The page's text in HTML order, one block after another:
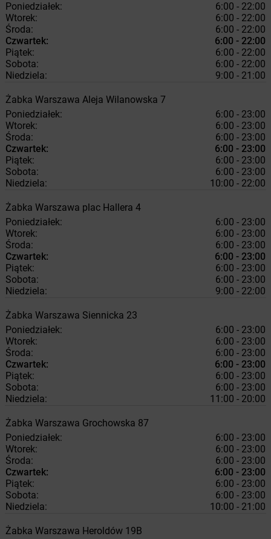
Poniedziałek:
6:00 - 22:00
Wtorek:
6:00 - 22:00
Środa:
6:00 - 22:00
Czwartek:
6:00 - 22:00
Piątek:
6:00 - 22:00
Sobota:
6:00 - 22:00
Niedziela:
9:00 - 21:00
Żabka Warszawa Aleja Wilanowska 7
Poniedziałek:
6:00 - 23:00
Wtorek:
6:00 - 23:00
Środa:
6:00 - 23:00
Czwartek:
6:00 - 23:00
Piątek:
6:00 - 23:00
Sobota:
6:00 - 23:00
Niedziela:
10:00 - 22:00
Żabka Warszawa plac Hallera 4
Poniedziałek:
6:00 - 23:00
Wtorek:
6:00 - 23:00
Środa:
6:00 - 23:00
Czwartek:
6:00 - 23:00
Piątek:
6:00 - 23:00
Sobota:
6:00 - 23:00
Niedziela:
9:00 - 22:00
Żabka Warszawa Siennicka 23
Poniedziałek:
6:00 - 23:00
Wtorek:
6:00 - 23:00
Środa:
6:00 - 23:00
Czwartek:
6:00 - 23:00
Piątek:
6:00 - 23:00
Sobota:
6:00 - 23:00
Niedziela:
11:00 - 20:00
Żabka Warszawa Grochowska 87
Poniedziałek:
6:00 - 23:00
Wtorek:
6:00 - 23:00
Środa:
6:00 - 23:00
Czwartek:
6:00 - 23:00
Piątek:
6:00 - 23:00
Sobota:
6:00 - 23:00
Niedziela:
10:00 - 21:00
Żabka Warszawa Heroldów 19B